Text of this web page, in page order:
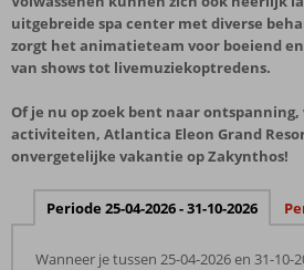
uitgebreide spa center met diverse
zorgt het animatieteam voor boeiend
van shows tot livemuziekoptredens.
Of je nu op zoek bent naar
activiteiten, Atlantica Eleon Grand
onvergetelijke vakantie op Zakynthos!
Periode 25-04-2026 - 31-10-2026
Wanneer je tussen 25-04-2026 en 31-10-